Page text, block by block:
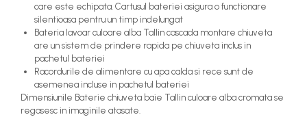
care este echipata. Cartusul bateriei asigura o functionare
silentioasa pentru un timp indelungat
Bateria lavoar culoare alba Tallin cascada montare chiuveta
are un sistem de prindere rapida pe chiuveta inclus in
pachetul bateriei
Racordurile de alimentare cu apa calda si rece sunt de
asemenea incluse in pachetul bateriei
Dimensiunile Baterie chiuveta baie Tallin culoare alba cromata se
regasesc in imaginile atasate.